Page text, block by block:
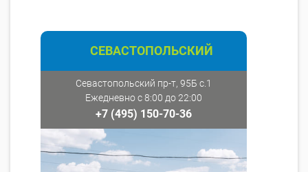
СЕВАСТОПОЛЬСКИЙ
Севастопольский пр-т, 95Б с.1
Ежедневно с 8:00 до 22:00
+7 (495) 150-70-36